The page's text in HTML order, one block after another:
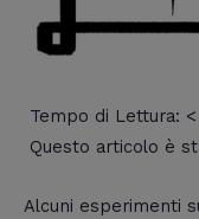
Tempo di Lettura: <
Questo articolo è
Alcuni esperimenti